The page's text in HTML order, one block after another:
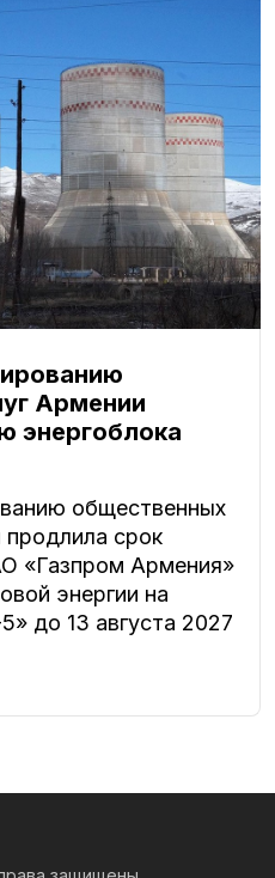
Армении
энергоблока
общественных
срок
«Газпром Армения»
энергии на
до 13 августа 2027